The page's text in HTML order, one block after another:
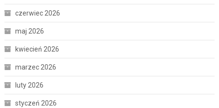
czerwiec 2026
maj 2026
kwiecień 2026
marzec 2026
luty 2026
styczeń 2026